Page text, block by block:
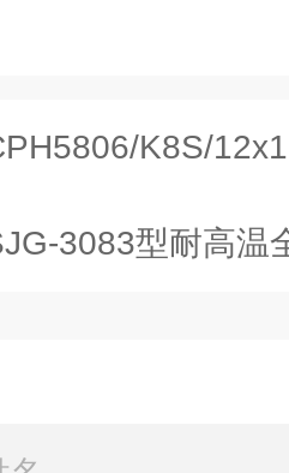
K8S/12x120mm耐
3083型耐高温